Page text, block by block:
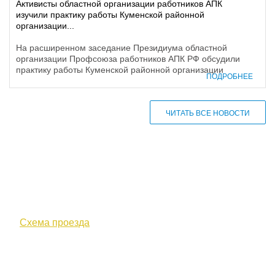
Активисты областной организации работников АПК
изучили практику работы Куменской районной
организации...
На расширенном заседание Президиума областной
организации Профсоюза работников АПК РФ обсудили
практику работы Куменской районной организации
ПОДРОБНЕЕ
ЧИТАТЬ ВСЕ НОВОСТИ
Схема проезда